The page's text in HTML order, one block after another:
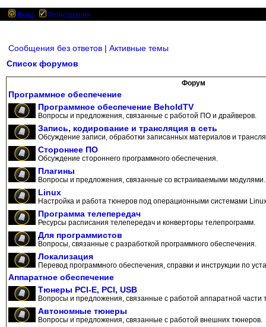
Вход Регистрация
Сообщения без ответов | Активные темы
Список форумов
Форум
Программное обеспечение
Программное обеспечение BeholdTV
Вопросы и предложения, связанные с работой ПО и драйверов.
Запись, кодирование и трансляция в сеть
Обсуждение записи, обработки записанных материалов и
Стороннее ПО
Обсуждение стороннего программного обеспечения.
Плагины
Вопросы и предложения, связанные со встраиваемыми модулями.
Linux
Настройка и работа тюнеров под операционными системами
Программа телепередач
Ресурсы расписания телепередач и конверторы телепрограмм.
Для программистов
Вопросы, связанные с разработкой программного обеспечения.
Локализация
Перевод программного обеспечения, справки и инструкции по
Аппаратное обеспечение
Тюнеры PCI-E, PCI, USB
Вопросы и предложения, связанные с работой аппаратной части
Автономные тюнеры
Вопросы и предложения, связанные с работой внешних тюнеров.